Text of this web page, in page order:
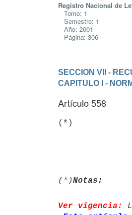
Registro Nacional de
Tomo: 1
Semestre: 1
Año: 2001
Página: 306
SECCION VII -
CAPITULO I -
Artículo 558
(*)
(*)Notas:
Ver vigencia: